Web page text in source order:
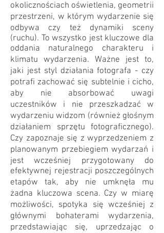
okolicznościach oświetlenia, geometrii
przestrzeni, w którym wydarzenie się
odbywa czy też dynamiki sceny
(ruchu). To wszystko jest kluczowe dla
oddania naturalnego charakteru i
klimatu wydarzenia. Ważne jest to,
jaki jest styl działania fotografa - czy
potrafi zachować się subtelnie i cicho,
aby nie absorbować uwagi
uczestników i nie przeszkadzać w
wydarzeniu widzom (również głośnym
działaniem sprzętu fotograficznego).
Czy zapoznaje się z wyprzedzeniem z
planowanym przebiegiem wydarzań i
jest wcześniej przygotowany do
efektywnej rejestracji poszczególnych
etapów tak, aby nie umknęła mu
żadna kluczowa scena. Czy w miarę
możliwości, spotyka się wcześniej z
głównymi bohaterami wydarzenia,
przedstawiając się, uprzedzając o